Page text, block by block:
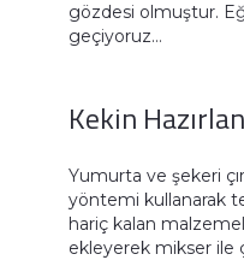
gözdesi olmuştur.
geçiyoruz…
Kekin
Yumurta ve şekeri
yöntemi kullanarak
hariç kalan
ekleyerek mikser ile